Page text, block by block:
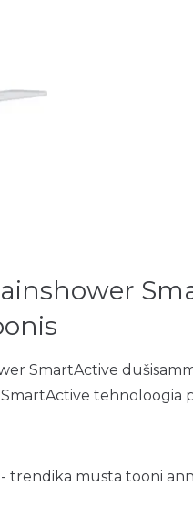
SmartActive
tehnoloogia
- trendika musta tooni